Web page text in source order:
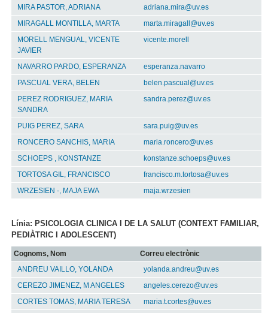
MIRA PASTOR, ADRIANA
adriana.mira@uv.es
MIRAGALL MONTILLA, MARTA
marta.miragall@uv.es
MORELL MENGUAL, VICENTE
JAVIER
vicente.morell
NAVARRO PARDO, ESPERANZA
esperanza.navarro
PASCUAL VERA, BELEN
belen.pascual@uv.es
PEREZ RODRIGUEZ, MARIA
SANDRA
sandra.perez@uv.es
PUIG PEREZ, SARA
sara.puig@uv.es
RONCERO SANCHIS, MARIA
maria.roncero@uv.es
SCHOEPS , KONSTANZE
konstanze.schoeps@uv.es
TORTOSA GIL, FRANCISCO
francisco.m.tortosa@uv.es
WRZESIEN -, MAJA EWA
maja.wrzesien
Línia: PSICOLOGIA CLINICA I DE LA SALUT (CONTEXT FAMILIAR,
PEDIÀTRIC I ADOLESCENT)
Cognoms, Nom
Correu electrònic
ANDREU VAILLO, YOLANDA
yolanda.andreu@uv.es
CEREZO JIMENEZ, M ANGELES
angeles.cerezo@uv.es
CORTES TOMAS, MARIA TERESA
maria.t.cortes@uv.es